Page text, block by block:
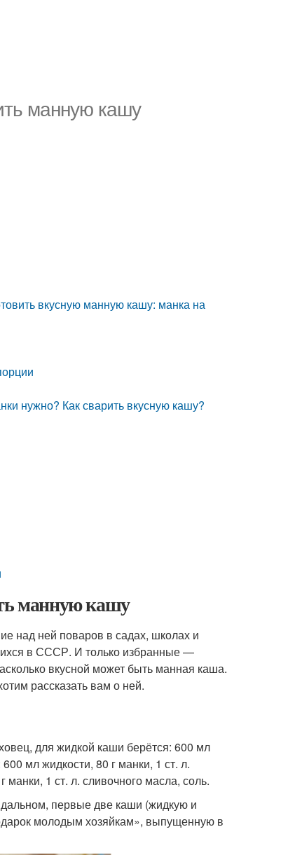
манную кашу
вкусную манную кашу: манка на
нужно? Как сварить вкусную кашу?
манную кашу
над ней поваров в садах, школах и
в СССР. И только избранные —
вкусной может быть манная каша.
рассказать вам о ней.
для жидкой каши берётся: 600 мл
мл жидкости, 80 г манки, 1 ст. л.
1 ст. л. сливочного масла, соль.
первые две каши (жидкую и
молодым хозяйкам», выпущенную в